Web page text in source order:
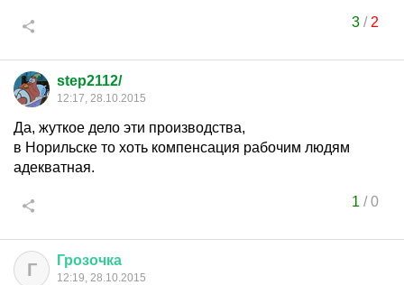
3/ 2
step2112/
12:17, 28.10.2015
Да, жуткое дело эти производства,
в Норильске то хоть компенсация рабочим людям
адекватная.
1 /0
Г Грозочка
12:19, 28.10.2015